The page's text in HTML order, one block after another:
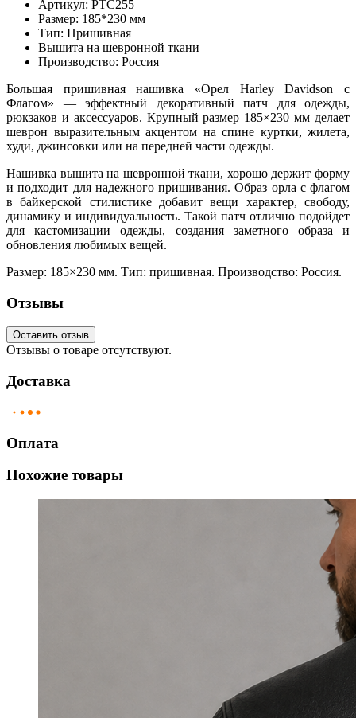
Артикул: PTC255
Размер: 185*230 мм
Тип: Пришивная
Вышита на шевронной ткани
Производство: Россия
Большая пришивная нашивка «Орел Harley Davidson с
Флагом» — эффектный декоративный патч для одежды,
рюкзаков и аксессуаров. Крупный размер 185×230 мм делает
шеврон выразительным акцентом на спине куртки, жилета,
худи, джинсовки или на передней части одежды.
Нашивка вышита на шевронной ткани, хорошо держит форму
и подходит для надежного пришивания. Образ орла с флагом
в байкерской стилистике добавит вещи характер, свободу,
динамику и индивидуальность. Такой патч отлично подойдет
для кастомизации одежды, создания заметного образа и
обновления любимых вещей.
Размер: 185×230 мм. Тип: пришивная. Производство: Россия.
Отзывы
Оставить отзыв
Отзывы о товаре отсутствуют.
Доставка
Оплата
Похожие товары